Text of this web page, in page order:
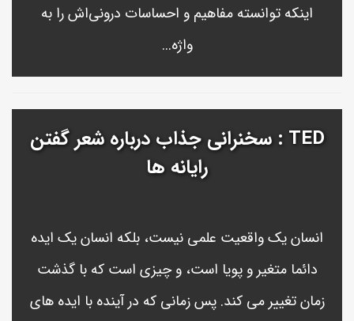
اینکه توانسته مفاهیم و احساسات درونی‌اش را به
واژه...
TED : سخنرانی جذاب درباره شعر گفتن
رایانه ها
انسان یک واقعیت علمی نیست، بلکه انسان یک ایده
دائما متغیر و پویا است، و چیزی است که با گذشت
زمان تغییر می کند. پس زمانی که در آینده با ایده های